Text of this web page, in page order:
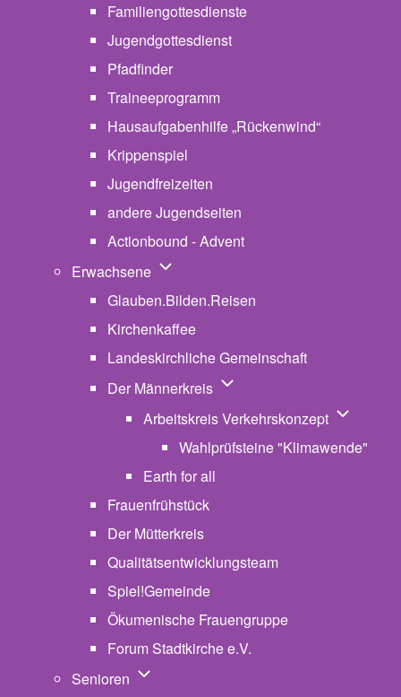
Familiengottesdienste
Jugendgottesdienst
Pfadfinder
Traineeprogramm
Hausaufgabenhilfe „Rückenwind“
Krippenspiel
Jugendfreizeiten
andere Jugendseiten
Actionbound - Advent
Erwachsene Unternavigation von Erwachsene
Glauben.Bilden.Reisen
Kirchenkaffee
Landeskirchliche Gemeinschaft
Der Männerkreis Unternavigation von Der
Arbeitskreis Verkehrskonzept
Wahlprüfsteine "Klimawende"
Earth for all
Frauenfrühstück
Der Mütterkreis
Qualitätsentwicklungsteam
Spiel!Gemeinde
Ökumenische Frauengruppe
Forum Stadtkirche e.V.
Senioren Unternavigation von Senioren